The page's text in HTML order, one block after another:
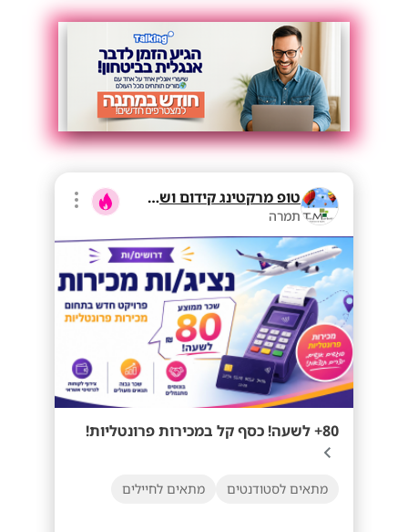
טופ מרקטינג קידום ושיווק בע"מ
תמרה
80+ לשעה! כסף קל במכירות פרונטליות!
מתאים לסטודנטים מתאים לחיילים